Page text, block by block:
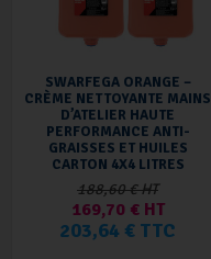
SWARFEGA ORANGE –
CRÈME NETTOYANTE MAINS
D’ATELIER HAUTE
PERFORMANCE ANTI-
GRAISSES ET HUILES
CARTON 4X4 LITRES
188,60 € HT
169,70 € HT
203,64 € TTC